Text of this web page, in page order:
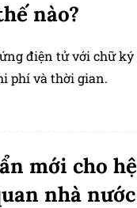
nào?
điện tử với chữ ký
phí và thời gian.
mới cho hệ
nhà nước